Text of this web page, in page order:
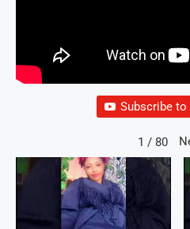
Subscribe to
1 / 80